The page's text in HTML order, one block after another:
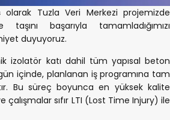
olarak Tuzla Veri Merkezi projemizde
başarıyla tamamladığımızı
duyuyoruz.
izolatör katı dahil tüm yapısal beton
içinde, planlanan iş programına tam
Bu süreç boyunca en yüksek kalite
çalışmalar sıfır LTI (Lost Time Injury) ile